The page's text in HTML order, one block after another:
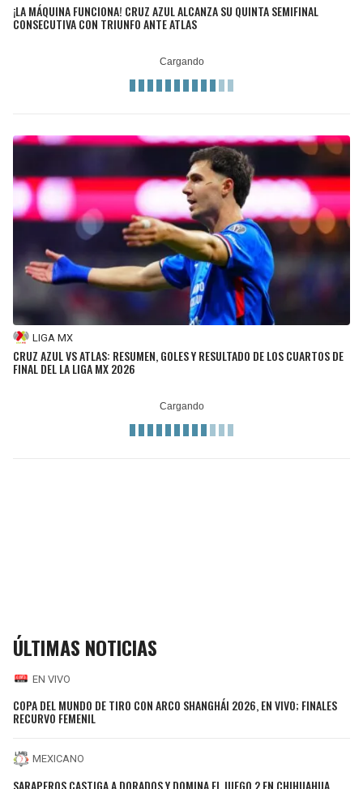
¡LA MÁQUINA FUNCIONA! CRUZ AZUL ALCANZA SU QUINTA SEMIFINAL
CONSECUTIVA CON TRIUNFO ANTE ATLAS
LIGA MX
CRUZ AZUL VS ATLAS: RESUMEN, GOLES Y RESULTADO DE LOS CUARTOS DE
FINAL DEL LA LIGA MX 2026
ÚLTIMAS NOTICIAS
EN VIVO
COPA DEL MUNDO DE TIRO CON ARCO SHANGHÁI 2026, EN VIVO; FINALES
RECURVO FEMENIL
MEXICANO
SARAPEROS CASTIGA A DORADOS Y DOMINA EL JUEGO 2 EN CHIHUAHUA